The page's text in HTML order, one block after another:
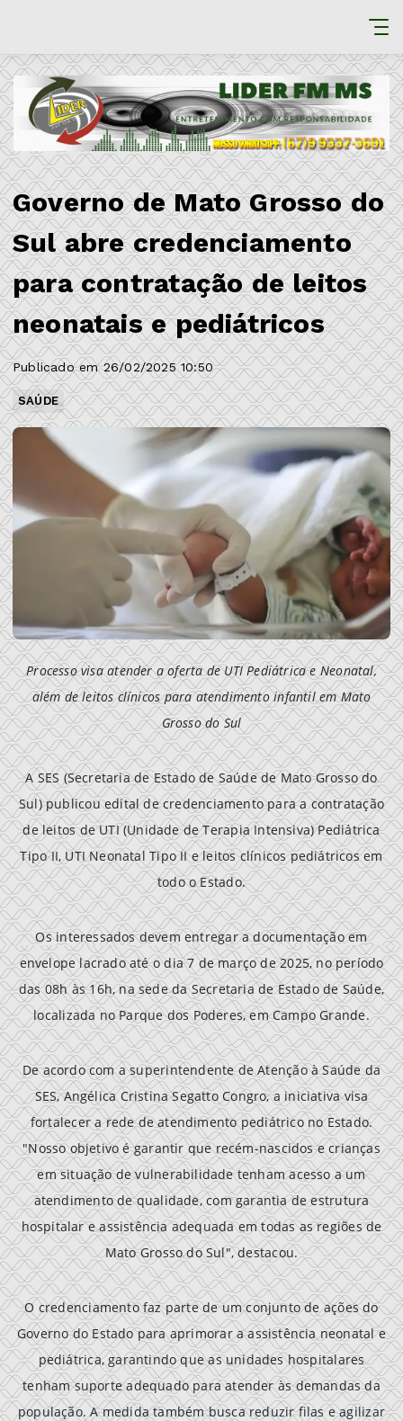
Governo de Mato Grosso do
Sul abre credenciamento
para contratação de leitos
neonatais e pediátricos
Publicado em 26/02/2025 10:50
SAÚDE
Processo visa atender a oferta de UTI Pediátrica e Neonatal,
além de leitos clínicos para atendimento infantil em Mato
Grosso do Sul
A SES (Secretaria de Estado de Saúde de Mato Grosso do
Sul) publicou edital de credenciamento para a contratação
de leitos de UTI (Unidade de Terapia Intensiva) Pediátrica
Tipo II, UTI Neonatal Tipo II e leitos clínicos pediátricos em
todo o Estado.
Os interessados devem entregar a documentação em
envelope lacrado até o dia 7 de março de 2025, no período
das 08h às 16h, na sede da Secretaria de Estado de Saúde,
localizada no Parque dos Poderes, em Campo Grande.
De acordo com a superintendente de Atenção à Saúde da
SES, Angélica Cristina Segatto Congro, a iniciativa visa
fortalecer a rede de atendimento pediátrico no Estado.
"Nosso objetivo é garantir que recém-nascidos e crianças
em situação de vulnerabilidade tenham acesso a um
atendimento de qualidade, com garantia de estrutura
hospitalar e assistência adequada em todas as regiões de
Mato Grosso do Sul", destacou.
O credenciamento faz parte de um conjunto de ações do
Governo do Estado para aprimorar a assistência neonatal e
pediátrica, garantindo que as unidades hospitalares
tenham suporte adequado para atender às demandas da
população. A medida também busca reduzir filas e agilizar